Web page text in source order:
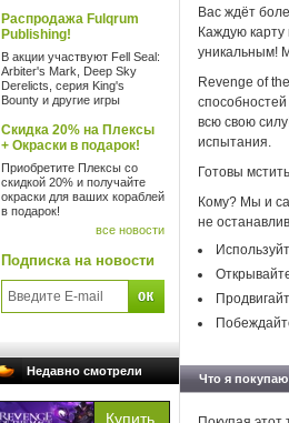
Распродажа Fulqrum
Publishing!
В акции участвуют Fell Seal:
Arbiter's Mark, Deep Sky
Derelicts, серия King's
Bounty и другие игры
Скидка 20% на Плексы
+ Окраски в подарок!
Приобретите Плексы со
скидкой 20% и получайте
окраски для ваших кораблей
в подарок!
все новости
Подписка на новости
Недавно смотрели
Вас ждёт
Каждую
уникальным!
Revenge of
всю свою
испытания.
Готовы
Кому? Мы и
не
Что я покупаю